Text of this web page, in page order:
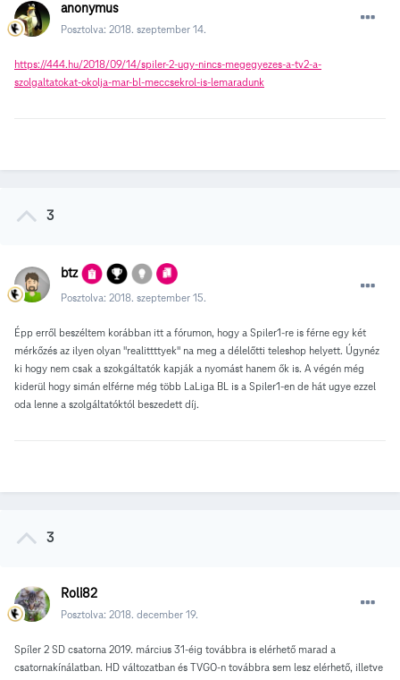
anonymus
Posztolva: 2018. szeptember 14.
https://444.hu/2018/09/14/spiler-2-ugy-nincs-megegyezes-a-tv2-a-
szolgaltatokat-okolja-mar-bl-meccsekrol-is-lemaradunk
3
btz
Posztolva: 2018. szeptember 15.
Épp erről beszéltem korábban itt a fórumon, hogy a Spiler1-re is férne egy két
mérkőzés az ilyen olyan "realittttyek" na meg a délelőtti teleshop helyett. Úgynéz
ki hogy nem csak a szokgáltatók kapják a nyomást hanem ők is. A végén még
kiderül hogy simán elférne még több LaLiga BL is a Spiler1-en de hát ugye ezzel
oda lenne a szolgáltatóktól beszedett díj.
3
Roli82
Posztolva: 2018. december 19.
Spíler 2 SD csatorna 2019. március 31-éig továbbra is elérhető marad a
csatornakínálatban. HD változatban és TVGO-n továbbra sem lesz elérhető, illetve